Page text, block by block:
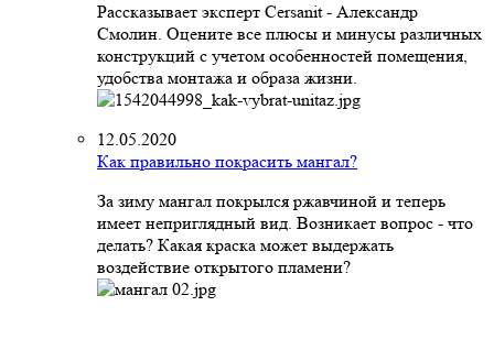
Рассказывает эксперт Cersanit - Александр
Смолин. Оцените все плюсы и минусы различных
конструкций с учетом особенностей помещения,
удобства монтажа и образа жизни.
12.05.2020
Как правильно покрасить мангал?
За зиму мангал покрылся ржавчиной и теперь
имеет неприглядный вид. Возникает вопрос - что
делать? Какая краска может выдержать
воздействие открытого пламени?